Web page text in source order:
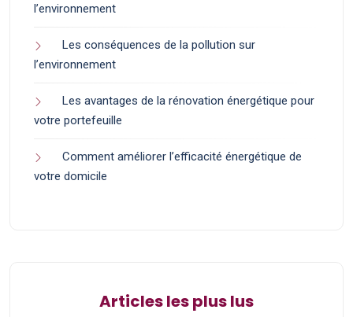
l’environnement
Les conséquences de la pollution sur
l’environnement
Les avantages de la rénovation énergétique pour
votre portefeuille
Comment améliorer l’efficacité énergétique de
votre domicile
Articles les plus lus